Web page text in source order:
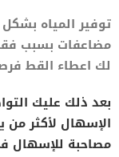
توفير المياه
مضاعفات بسبب
لك اعطاء القط
بعد ذلك عليك
الإسهال لأكثر من
مصاحبة